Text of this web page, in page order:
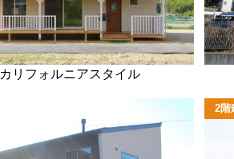
カリフォルニアスタイル
2階